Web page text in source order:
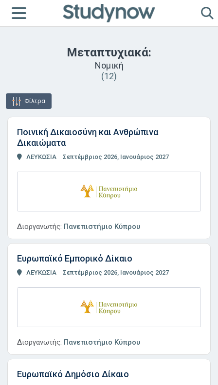
Μεταπτυχιακά:
Νομική
(12)
Φίλτρα
Ποινική Δικαιοσύνη και Ανθρώπινα
Δικαιώματα
ΛΕΥΚΩΣΙΑ Σεπτέμβριος 2026, Ιανουάριος 2027
Διοργανωτής: Πανεπιστήμιο Κύπρου
Ευρωπαϊκό Εμπορικό Δίκαιο
ΛΕΥΚΩΣΙΑ Σεπτέμβριος 2026, Ιανουάριος 2027
Διοργανωτής: Πανεπιστήμιο Κύπρου
Ευρωπαϊκό Δημόσιο Δίκαιο